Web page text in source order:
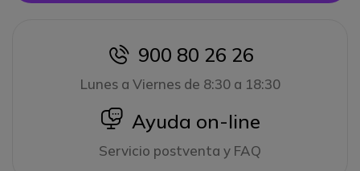
icon
900 80 26 26
Lunes a Viernes de 8:30 a 18:30
icon
Ayuda on-line
Servicio postventa y FAQ